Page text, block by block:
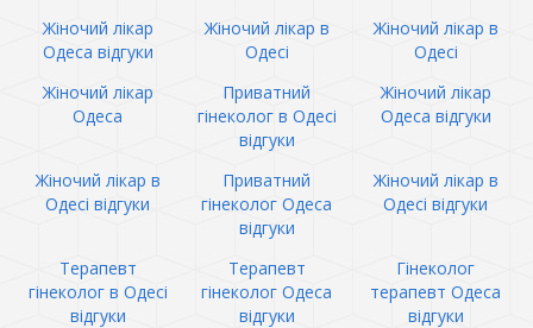
Жіночий лікар
Одеса відгуки
Жіночий лікар в
Одесі
Жіночий лікар в
Одесі
Жіночий лікар
Одеса
Приватний
гінеколог в Одесі
відгуки
Жіночий лікар
Одеса відгуки
Жіночий лікар в
Одесі відгуки
Приватний
гінеколог Одеса
відгуки
Жіночий лікар в
Одесі відгуки
Терапевт
гінеколог в Одесі
відгуки
Терапевт
гінеколог Одеса
відгуки
Гінеколог
терапевт Одеса
відгуки